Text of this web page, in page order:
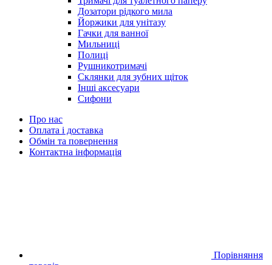
Дозатори рідкого мила
Йоржики для унітазу
Гачки для ванної
Мильниці
Полиці
Рушникотримачі
Склянки для зубних щіток
Інші аксесуари
Сифони
Про нас
Оплата і доставка
Обмін та повернення
Контактна інформація
Порівняння